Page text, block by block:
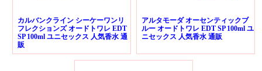
カルバンクライン シーケーワンリ
フレクションズ オードトワレ EDT
SP 100ml ユニセックス 人気香水 通
販
アルタモーダ オーセンティックブ
ルー オードトワレ EDT SP 100ml ユ
ニセックス 人気香水 通販